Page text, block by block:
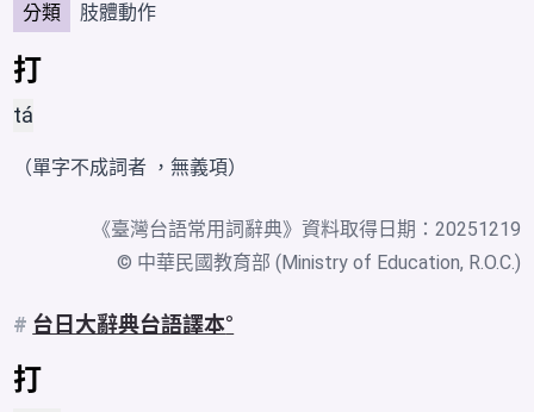
分類
肢體動作
打
tá
（單字不成詞者 ，無義項）
《臺灣台語常用詞辭典》資料取得日期：20251219
© 中華民國教育部 (Ministry of Education, R.O.C.)
# 台日大辭典台語譯本
打